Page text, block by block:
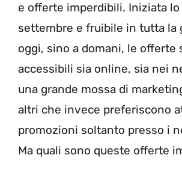
e offerte imperdibili. Iniziata lo
settembre e fruibile in tutta la
oggi, sino a domani, le offerte
accessibili sia online, sia nei
una grande mossa di
altri che invece preferiscono
promozioni soltanto presso i
Ma quali sono queste offerte